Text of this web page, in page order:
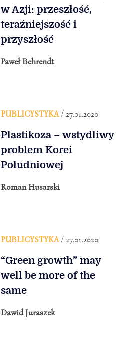
w Azji: przeszłość,
teraźniejszość i
przyszłość
Paweł Behrendt
PUBLICYSTYKA/ 27.01.2020
Plastikoza – wstydliwy
problem Korei
Południowej
Roman Husarski
PUBLICYSTYKA/ 27.01.2020
“Green growth” may
well be more of the
same
Dawid Juraszek